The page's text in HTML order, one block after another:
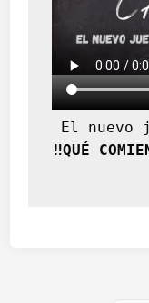
El nuevo
‼️QUÉ